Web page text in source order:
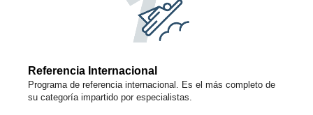
Referencia Internacional
Programa de referencia internacional. Es el más completo de
su categoría impartido por especialistas.